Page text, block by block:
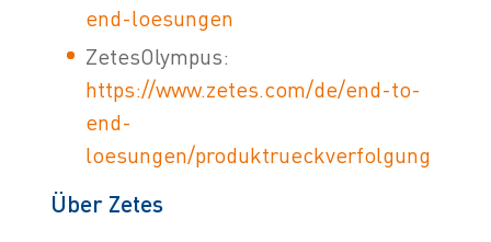
end-loesungen
ZetesOlympus:
https://www.zetes.com/de/end-to-
end-
loesungen/produktrueckverfolgung
Über Zetes